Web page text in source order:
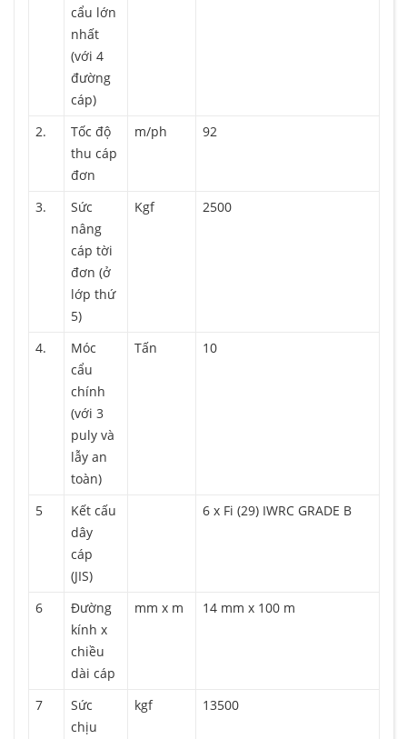
cẩu lớn
nhất
(với 4
đường
cáp)
2.
Tốc độ
thu cáp
đơn
m/ph 92
3.
Sức
nâng
cáp tời
đơn (ở
lớp thứ
5)
Kgf 2500
4.
Móc
cẩu
chính
(với 3
puly và
lẫy an
toàn)
Tấn 10
5
Kết cấu
dây
cáp
(JIS)
6 x Fi (29) IWRC GRADE B
6
Đường
kính x
chiều
dài cáp
mm x m 14 mm x 100 m
7
Sức
chịu
kgf 13500